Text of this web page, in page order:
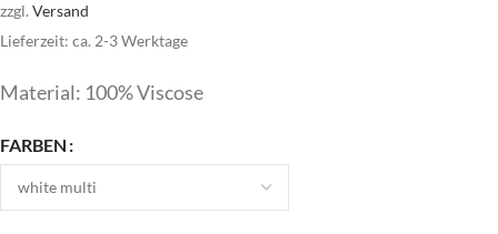
zzgl. Versand
Lieferzeit: ca. 2-3 Werktage
Material: 100% Viscose
FARBEN